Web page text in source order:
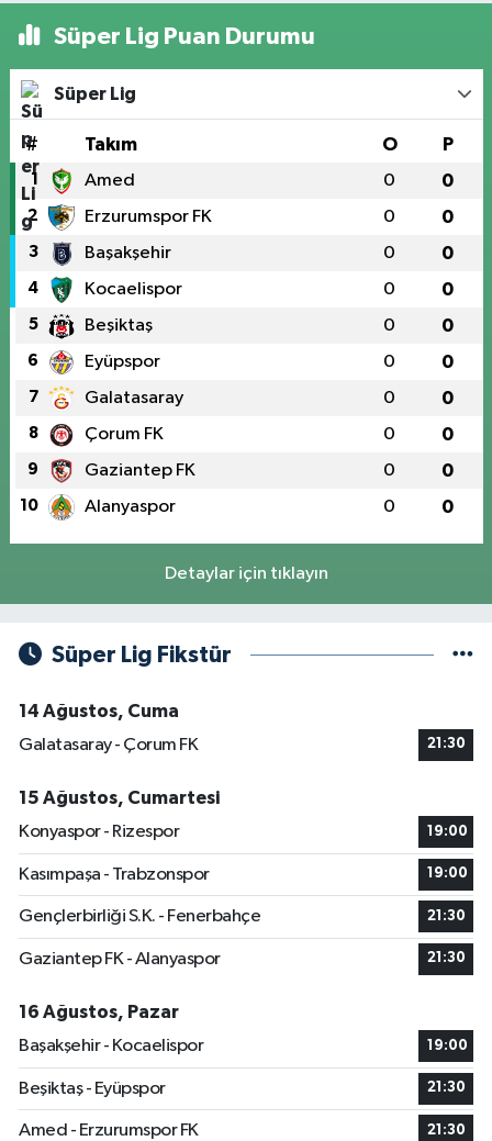
Süper Lig Puan Durumu
Süper Lig
# Takım O P
1 Amed 0 0
2 Erzurumspor FK 0 0
3 Başakşehir 0 0
4 Kocaelispor 0 0
5 Beşiktaş 0 0
6 Eyüpspor 0 0
7 Galatasaray 0 0
8 Çorum FK 0 0
9 Gaziantep FK 0 0
10 Alanyaspor 0 0
Detaylar için tıklayın
Süper Lig Fikstür
14 Ağustos, Cuma
Galatasaray - Çorum FK
21:30
15 Ağustos, Cumartesi
Konyaspor - Rizespor
19:00
Kasımpaşa - Trabzonspor 19:00
Gençlerbirliği S.K. - Fenerbahçe 21:30
Gaziantep FK - Alanyaspor 21:30
16 Ağustos, Pazar
Başakşehir - Kocaelispor
19:00
Beşiktaş - Eyüpspor 21:30
Amed - Erzurumspor FK 21:30